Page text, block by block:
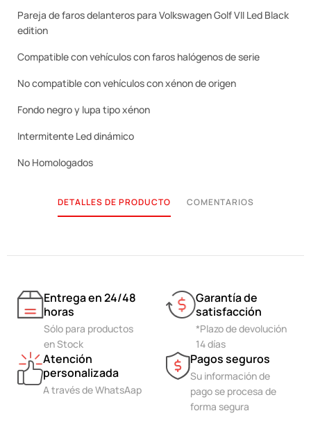
Pareja de faros delanteros para Volkswagen Golf VII Led Black
edition
Compatible con vehículos con faros halógenos de serie
No compatible con vehículos con xénon de origen
Fondo negro y lupa tipo xénon
Intermitente Led dinámico
No Homologados
DETALLES DE PRODUCTO COMENTARIOS
Entrega en 24/48
horas
Sólo para productos
en Stock
Garantía de
satisfacción
*Plazo de devolución
14 días
Atención
personalizada
A través de WhatsAap
Pagos seguros
Su información de
pago se procesa de
forma segura